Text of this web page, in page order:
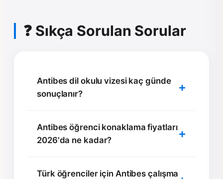
❓ Sıkça Sorulan Sorular
Antibes dil okulu vizesi kaç günde
sonuçlanır?
Antibes öğrenci konaklama fiyatları
2026'da ne kadar?
Türk öğrenciler için Antibes çalışma